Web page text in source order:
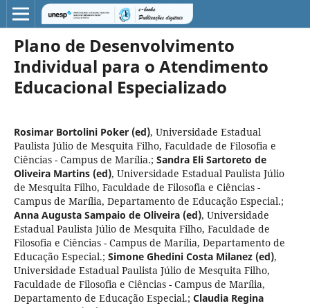
Plano de Desenvolvimento
Individual para o Atendimento
Educacional Especializado
Rosimar Bortolini Poker (ed), Universidade Estadual
Paulista Júlio de Mesquita Filho, Faculdade de Filosofia e
Ciências - Campus de Marília.; Sandra Eli Sartoreto de
Oliveira Martins (ed), Universidade Estadual Paulista Júlio
de Mesquita Filho, Faculdade de Filosofia e Ciências -
Campus de Marília, Departamento de Educação Especial.;
Anna Augusta Sampaio de Oliveira (ed), Universidade
Estadual Paulista Júlio de Mesquita Filho, Faculdade de
Filosofia e Ciências - Campus de Marília, Departamento de
Educação Especial.; Simone Ghedini Costa Milanez (ed),
Universidade Estadual Paulista Júlio de Mesquita Filho,
Faculdade de Filosofia e Ciências - Campus de Marília,
Departamento de Educação Especial.; Claudia Regina